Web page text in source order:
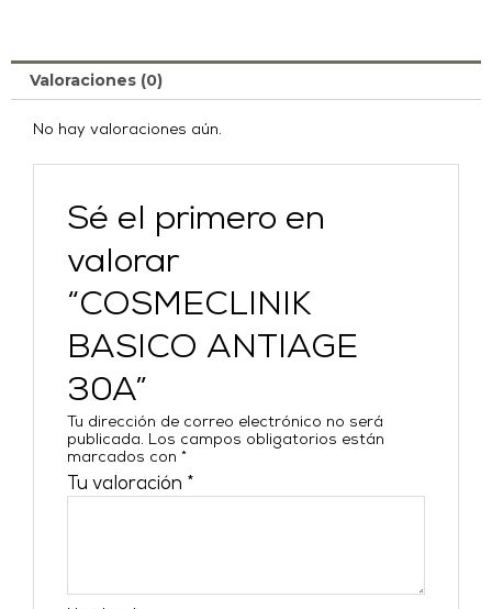
Valoraciones (0)
No hay valoraciones aún.
Sé el primero en
valorar
“COSMECLINIK
BASICO ANTIAGE
30A”
Tu dirección de correo electrónico no será
publicada. Los campos obligatorios están
marcados con*
Tu valoración *